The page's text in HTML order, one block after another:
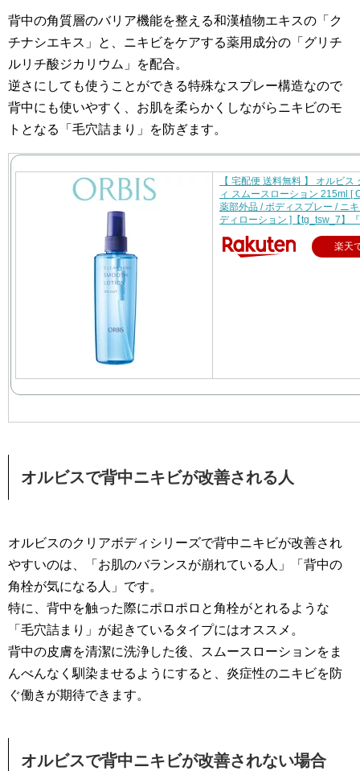
背中の角質層のバリア機能を整える和漢植物エキスの「ク
チナシエキス」と、ニキビをケアする薬用成分の「グリチ
ルリチ酸ジカリウム」を配合。
逆さにしても使うことができる特殊なスプレー構造なので
背中にも使いやすく、お肌を柔らかくしながらニキビのモ
トとなる「毛穴詰まり」を防ぎます。
【 宅配便 送料無料 】 オルビス
ィ スムースローション 215ml [
薬部外品 / ボディスプレー / ニ
ディローション ]【tg_tsw_7】
楽天
オルビスで背中ニキビが改善される人
オルビスのクリアボディシリーズで背中ニキビが改善され
やすいのは、「お肌のバランスが崩れている人」「背中の
角栓が気になる人」です。
特に、背中を触った際にポロポロと角栓がとれるような
「毛穴詰まり」が起きているタイプにはオススメ。
背中の皮膚を清潔に洗浄した後、スムースローションをま
んべんなく馴染ませるようにすると、炎症性のニキビを防
ぐ働きが期待できます。
オルビスで背中ニキビが改善されない場合